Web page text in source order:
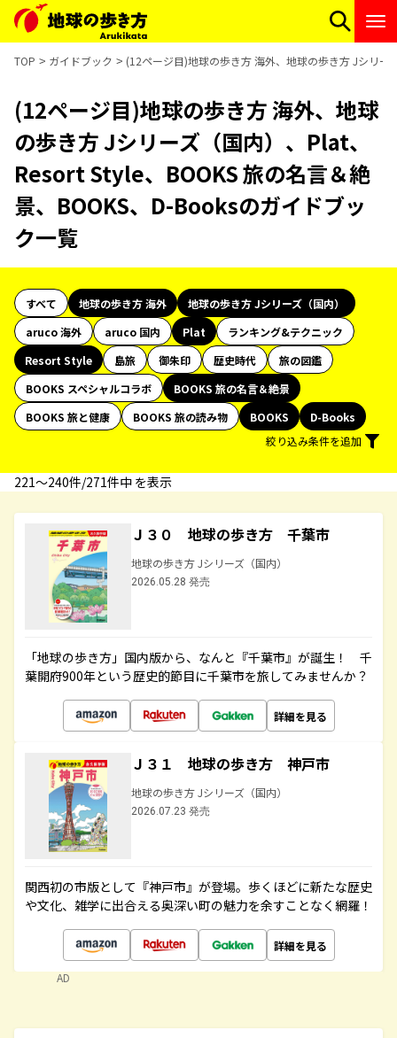
TOP ガイドブック (12ページ目)地球の歩き方 海外、地球の歩き方 Jシリ
(12ページ目)地球の歩き方 海外、地球
の歩き方 Jシリーズ（国内）、Plat、
Resort Style、BOOKS 旅の名言＆絶
景、BOOKS、D-Booksのガイドブッ
ク一覧
すべて 地球の歩き方 海外
地球の歩き方 Jシリーズ（国内）
aruco 海外
aruco 国内 Plat
ランキング&テクニック
Resort Style
島旅 御朱印 歴史時代
旅の図鑑
BOOKS スペシャルコラボ
BOOKS 旅の名言＆絶景
BOOKS 旅と健康
BOOKS 旅の読み物 BOOKS
D-Books
絞り込み条件を追加
221〜240件/271件中 を表示
Ｊ３０ 地球の歩き方 千葉市
地球の歩き方 Jシリーズ（国内）
2026.05.28 発売
「地球の歩き方」国内版から、なんと『千葉市』が誕生！ 千
葉開府900年という歴史的節目に千葉市を旅してみませんか？
詳細を見る
Ｊ３１ 地球の歩き方 神戸市
地球の歩き方 Jシリーズ（国内）
2026.07.23 発売
関西初の市版として『神戸市』が登場。歩くほどに新たな歴史
や文化、雑学に出合える奥深い町の魅力を余すことなく網羅！
詳細を見る
AD